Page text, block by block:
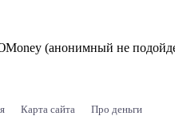
(анонимный не
Карта сайта Про деньги